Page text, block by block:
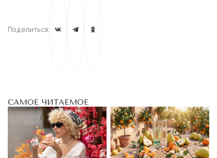
Поделиться:
САМОЕ ЧИТАЕМОЕ